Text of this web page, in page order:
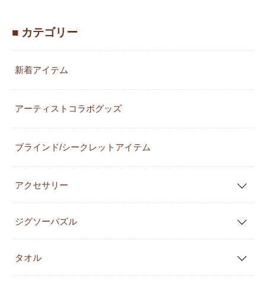
■ カテゴリー
新着アイテム
アーティストコラボグッズ
ブラインド/シークレットアイテム
アクセサリー
ジグソーパズル
タオル